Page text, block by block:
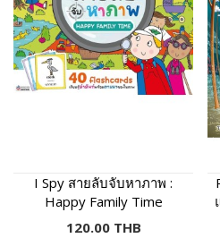
I Spy สายลับจับหาภาพ :
Happy Family Time
120.00 THB